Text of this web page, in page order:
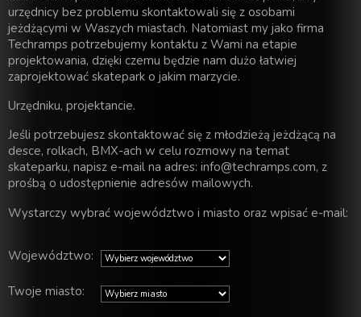
urzędnicy bez problemu skontaktowali się z osobami
jeżdżącymi w Waszych miastach. Natomiast my jako firma
Techramps potrzebujemy kontaktu z Wami na etapie
projektowania, dzięki czemu będzie nam dużo łatwiej
zaprojektować skatepark o jakim marzycie.
Urzędniku, projektancie.
Jeśli potrzebujesz skontaktować się z młodzieżą jeżdżącą na
desce, rolkach, BMX-ach w celu rozmowy na temat
skateparku, napisz e-mail na adres: info@techramps.com, z
prośbą o udostępnienie adresów mailowych.
Wystarczy wybrać województwo i miasto oraz wpisać e-mail:
Województwo:
Twoje miasto: